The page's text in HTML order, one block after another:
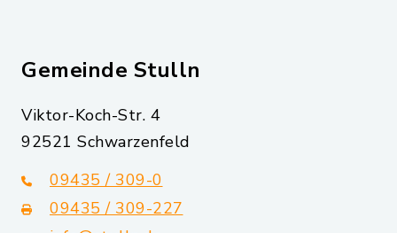
Gemeinde Stulln
Viktor-Koch-Str. 4
92521 Schwarzenfeld
09435 / 309-0
09435 / 309-227